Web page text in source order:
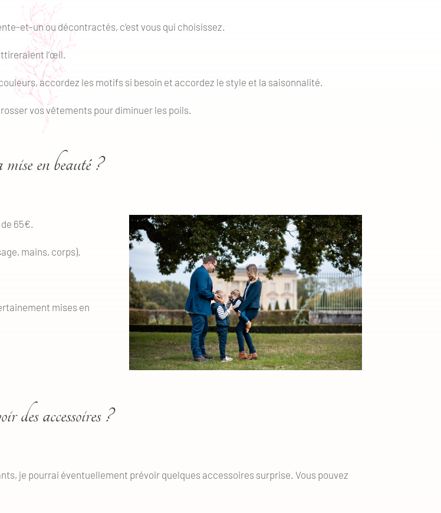
et-un ou décontractés, c’est vous qui choisissez.
l’œil.
accordez les motifs si besoin et accordez le style et la saisonnalité.
vos vêtements pour diminuer les poils.
en beauté ?
65€.
mains, corps).
mises en
des accessoires ?
je pourrai éventuellement prévoir quelques accessoires surprise. Vous pouvez